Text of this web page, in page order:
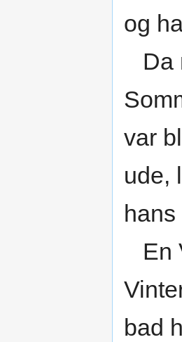
og
Da
var
ude,
En
bad